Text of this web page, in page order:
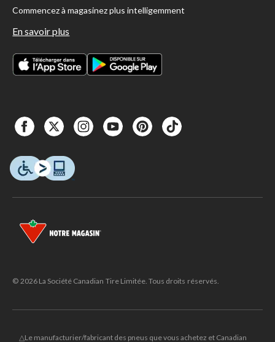
Commencez à magasinez plus intelligemment
En savoir plus
© 2026 La Société Canadian Tire Limitée. Tous droits réservés.
△Le manufacturier/fabricant des pneus que vous achetez et Canadian